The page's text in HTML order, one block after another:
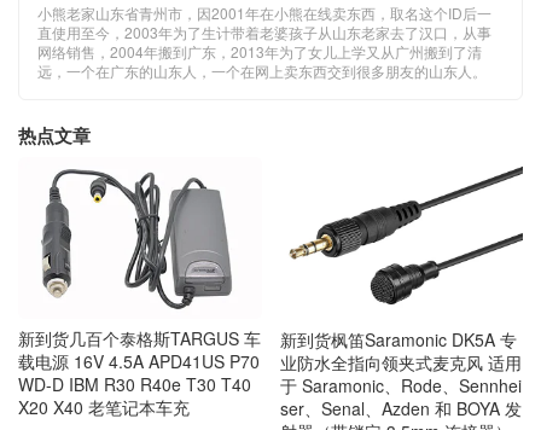
小熊老家山东省青州市，因2001年在小熊在线卖东西，取名这个ID后一
直使用至今，2003年为了生计带着老婆孩子从山东老家去了汉口，从事
网络销售，2004年搬到广东，2013年为了女儿上学又从广州搬到了清
远，一个在广东的山东人，一个在网上卖东西交到很多朋友的山东人。
热点文章
新到货几百个泰格斯TARGUS 车
载电源 16V 4.5A APD41US P70
WD-D IBM R30 R40e T30 T40
X20 X40 老笔记本车充
新到货枫笛Saramonic DK5A 专
业防水全指向领夹式麦克风 适用
于 Saramonic、Rode、Sennhei
ser、Senal、Azden 和 BOYA 发